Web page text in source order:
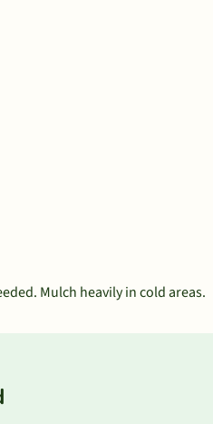
Mulch heavily in cold areas.